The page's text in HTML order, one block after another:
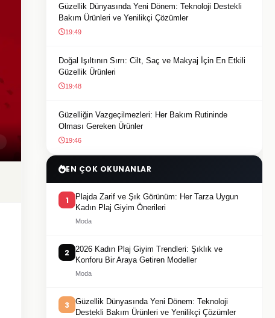
Güzellik Dünyasında Yeni Dönem: Teknoloji Destekli
Bakım Ürünleri ve Yenilikçi Çözümler
19:49
Doğal Işıltının Sırrı: Cilt, Saç ve Makyaj İçin En Etkili
Güzellik Ürünleri
19:48
Güzelliğin Vazgeçilmezleri: Her Bakım Rutininde
Olması Gereken Ürünler
19:46
EN ÇOK OKUNANLAR
1
Plajda Zarif ve Şık Görünüm: Her Tarza Uygun
Kadın Plaj Giyim Önerileri
Moda
2
2026 Kadın Plaj Giyim Trendleri: Şıklık ve
Konforu Bir Araya Getiren Modeller
Moda
3
Güzellik Dünyasında Yeni Dönem: Teknoloji
Destekli Bakım Ürünleri ve Yenilikçi Çözümler